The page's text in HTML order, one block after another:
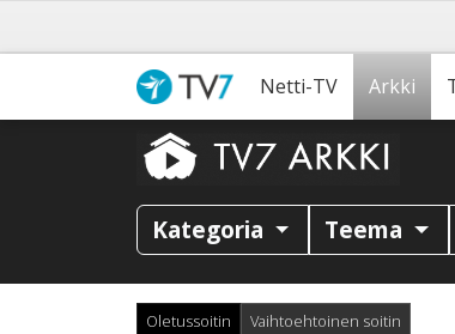
Netti-TV Arkki
Kategoria Teema
Oletussoitin Vaihtoehtoinen soitin